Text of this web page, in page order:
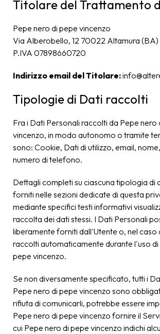
Titolare del Trattamento
Pepe nero di pepe vincenzo
Via Alberobello, 12 70022 Altamura (BA)
P.IVA 07898660720
Indirizzo email del Titolare:
Tipologie di Dati raccolti
Fra i Dati Personali raccolti da Pepe nero
vincenzo, in modo autonomo o tramite
sono: Cookie, Dati di utilizzo, email,
numero di telefono.
Dettagli completi su ciascuna tipologia di
forniti nelle sezioni dedicate di questa
mediante specifici testi informativi
raccolta dei dati stessi. I Dati Personali
liberamente forniti dall'Utente o, nel caso
raccolti automaticamente durante l'uso di
pepe vincenzo.
Se non diversamente specificato, tutti i
Pepe nero di pepe vincenzo sono
rifiuta di comunicarli, potrebbe essere
Pepe nero di pepe vincenzo fornire il
cui Pepe nero di pepe vincenzo indichi